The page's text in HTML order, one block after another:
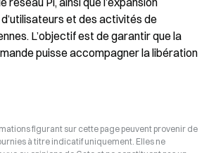
et des activités de
L’objectif est de garantir que la
puisse accompagner la libération
figurant sur cette page peuvent provenir de
à titre indicatif uniquement. Elles ne